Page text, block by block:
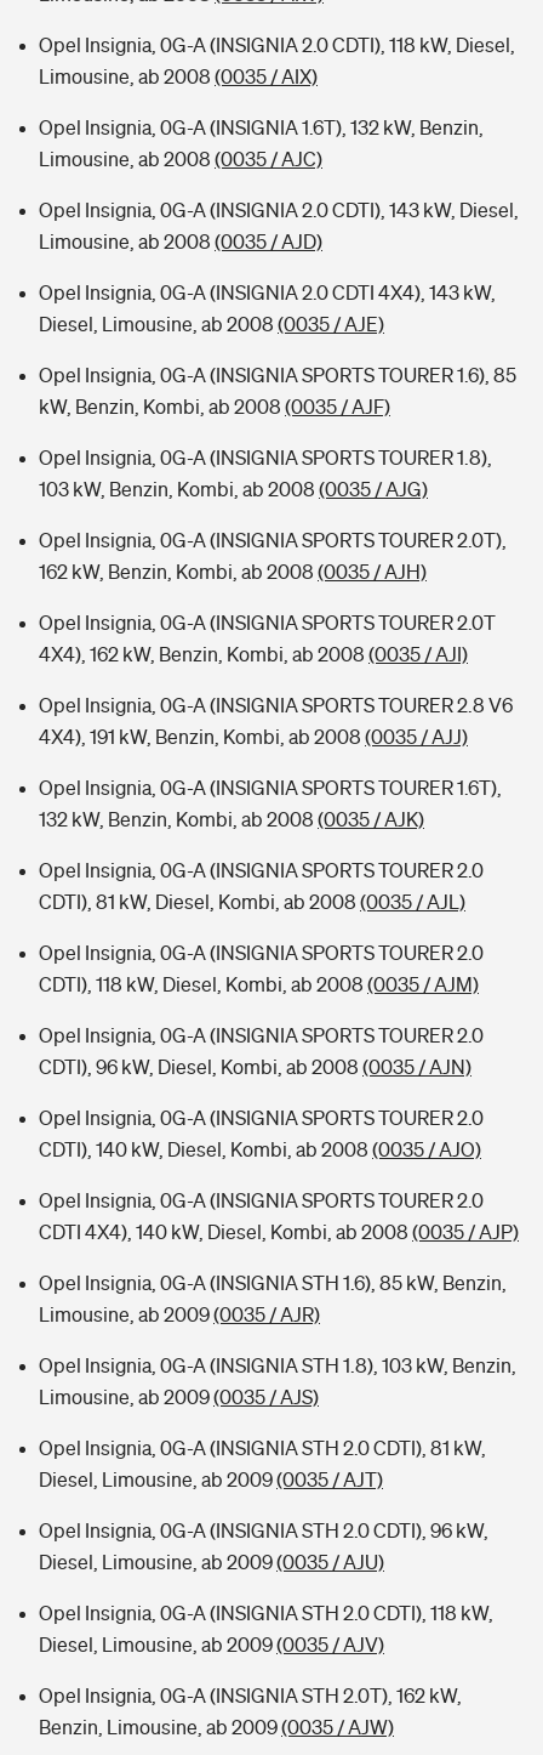
Opel Insignia, 0G-A (INSIGNIA 2.0 CDTI), 118 kW, Diesel,
Limousine, ab 2008 (0035 / AIX)
Opel Insignia, 0G-A (INSIGNIA 1.6T), 132 kW, Benzin,
Limousine, ab 2008 (0035 / AJC)
Opel Insignia, 0G-A (INSIGNIA 2.0 CDTI), 143 kW, Diesel,
Limousine, ab 2008 (0035 / AJD)
Opel Insignia, 0G-A (INSIGNIA 2.0 CDTI 4X4), 143 kW,
Diesel, Limousine, ab 2008 (0035 / AJE)
Opel Insignia, 0G-A (INSIGNIA SPORTS TOURER 1.6), 85
kW, Benzin, Kombi, ab 2008 (0035 / AJF)
Opel Insignia, 0G-A (INSIGNIA SPORTS TOURER 1.8),
103 kW, Benzin, Kombi, ab 2008 (0035 / AJG)
Opel Insignia, 0G-A (INSIGNIA SPORTS TOURER 2.0T),
162 kW, Benzin, Kombi, ab 2008 (0035 / AJH)
Opel Insignia, 0G-A (INSIGNIA SPORTS TOURER 2.0T
4X4), 162 kW, Benzin, Kombi, ab 2008 (0035 / AJI)
Opel Insignia, 0G-A (INSIGNIA SPORTS TOURER 2.8 V6
4X4), 191 kW, Benzin, Kombi, ab 2008 (0035 / AJJ)
Opel Insignia, 0G-A (INSIGNIA SPORTS TOURER 1.6T),
132 kW, Benzin, Kombi, ab 2008 (0035 / AJK)
Opel Insignia, 0G-A (INSIGNIA SPORTS TOURER 2.0
CDTI), 81 kW, Diesel, Kombi, ab 2008 (0035 / AJL)
Opel Insignia, 0G-A (INSIGNIA SPORTS TOURER 2.0
CDTI), 118 kW, Diesel, Kombi, ab 2008 (0035 / AJM)
Opel Insignia, 0G-A (INSIGNIA SPORTS TOURER 2.0
CDTI), 96 kW, Diesel, Kombi, ab 2008 (0035 / AJN)
Opel Insignia, 0G-A (INSIGNIA SPORTS TOURER 2.0
CDTI), 140 kW, Diesel, Kombi, ab 2008 (0035 / AJO)
Opel Insignia, 0G-A (INSIGNIA SPORTS TOURER 2.0
CDTI 4X4), 140 kW, Diesel, Kombi, ab 2008 (0035 / AJP)
Opel Insignia, 0G-A (INSIGNIA STH 1.6), 85 kW, Benzin,
Limousine, ab 2009(0035 / AJR)
Opel Insignia, 0G-A (INSIGNIA STH 1.8), 103 kW, Benzin,
Limousine, ab 2009(0035 / AJS)
Opel Insignia, 0G-A (INSIGNIA STH 2.0 CDTI), 81 kW,
Diesel, Limousine, ab 2009(0035 / AJT)
Opel Insignia, 0G-A (INSIGNIA STH 2.0 CDTI), 96 kW,
Diesel, Limousine, ab 2009(0035 / AJU)
Opel Insignia, 0G-A (INSIGNIA STH 2.0 CDTI), 118 kW,
Diesel, Limousine, ab 2009(0035 / AJV)
Opel Insignia, 0G-A (INSIGNIA STH 2.0T), 162 kW,
Benzin, Limousine, ab 2009(0035 / AJW)